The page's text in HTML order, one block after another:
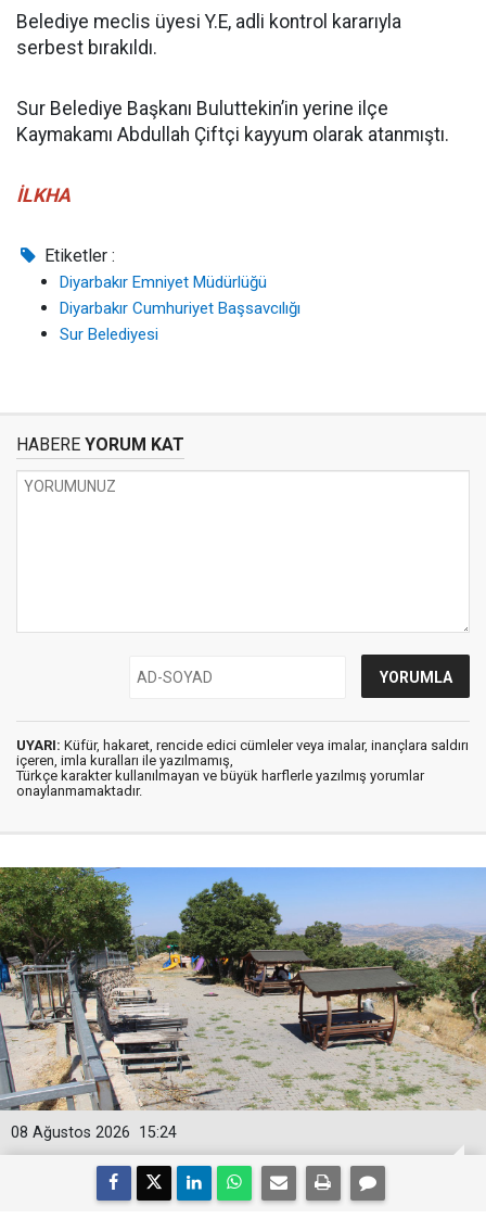
Belediye meclis üyesi Y.E, adli kontrol kararıyla
serbest bırakıldı.
Sur Belediye Başkanı Buluttekin’in yerine ilçe
Kaymakamı Abdullah Çiftçi kayyum olarak atanmıştı.
İLKHA
Etiketler :
Diyarbakır Emniyet Müdürlüğü
Diyarbakır Cumhuriyet Başsavcılığı
Sur Belediyesi
HABERE YORUM KAT
UYARI: Küfür, hakaret, rencide edici cümleler veya imalar, inançlara saldırı
içeren, imla kuralları ile yazılmamış,
Türkçe karakter kullanılmayan ve büyük harflerle yazılmış yorumlar
onaylanmamaktadır.
15:24
08 Ağustos 2026